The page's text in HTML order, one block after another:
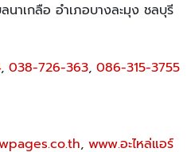
าเกลือ อำเภอบางละมุง ชลบุรี
, 038-726-363, 086-315-3755
, www.อะไหล่แอร์